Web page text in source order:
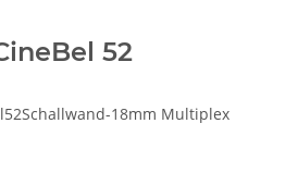
52
18mm Multiplex